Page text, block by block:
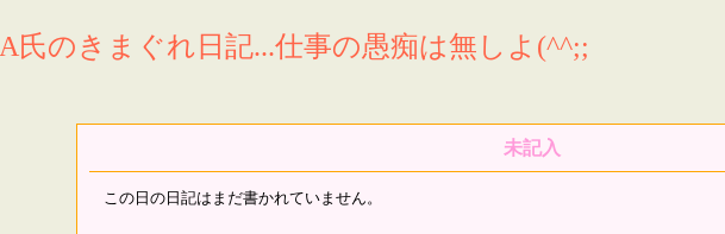
A氏のきまぐれ日記...仕事の愚痴は無しよ(^^;;
未記入
この日の日記はまだ書かれていません。